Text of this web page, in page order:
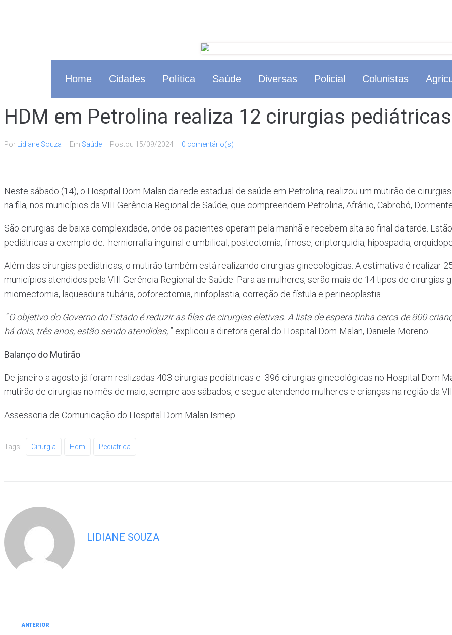
Home Cidades Política Saúde Diversas Policial Colunistas
HDM em Petrolina realiza 12 cirurgias
Por Lidiane Souza Em Saúde Postou 15/09/2024 0 comentário(s)
Neste sábado (14), o Hospital Dom Malan da rede estadual de saúde em Petrolina, realizou um mutirão de
na fila, nos municípios da VIII Gerência Regional de Saúde, que compreendem Petrolina, Afrânio, Cabrobó,
São cirurgias de baixa complexidade, onde os pacientes operam pela manhã e recebem alta ao final da tarde.
pediátricas a exemplo de: herniorrafia inguinal e umbilical, postectomia, fimose, criptorquidia, hipospadia,
Além das cirurgias pediátricas, o mutirão também está realizando cirurgias ginecológicas. A estimativa é realizar
municípios atendidos pela VIII Gerência Regional de Saúde. Para as mulheres, serão mais de 14 tipos de
miomectomia, laqueadura tubária, ooforectomia, ninfoplastia, correção de fístula e perineoplastia.
“O objetivo do Governo do Estado é reduzir as filas de cirurgias eletivas. A lista de espera tinha cerca de 800
há dois, três anos, estão sendo atendidas, ” explicou a diretora geral do Hospital Dom Malan, Daniele Moreno.
Balanço do Mutirão
De janeiro a agosto já foram realizadas 403 cirurgias pediátricas e 396 cirurgias ginecológicas no Hospital Dom
mutirão de cirurgias no mês de maio, sempre aos sábados, e segue atendendo mulheres e crianças na região da
Assessoria de Comunicação do Hospital Dom Malan Ismep
Tags: Cirurgia Hdm Pediatrica
LIDIANE SOUZA
ANTERIOR